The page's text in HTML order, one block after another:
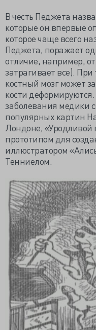
В честь Педжета
которые он впервые
которое чаще всего
Педжета, поражает
отличие, например,
затрагивает все).
костный мозг может
кости
заболевания медики
популярных картин
Лондоне, «Уродливой
прототипом для
иллюстратором
Тенниелом.